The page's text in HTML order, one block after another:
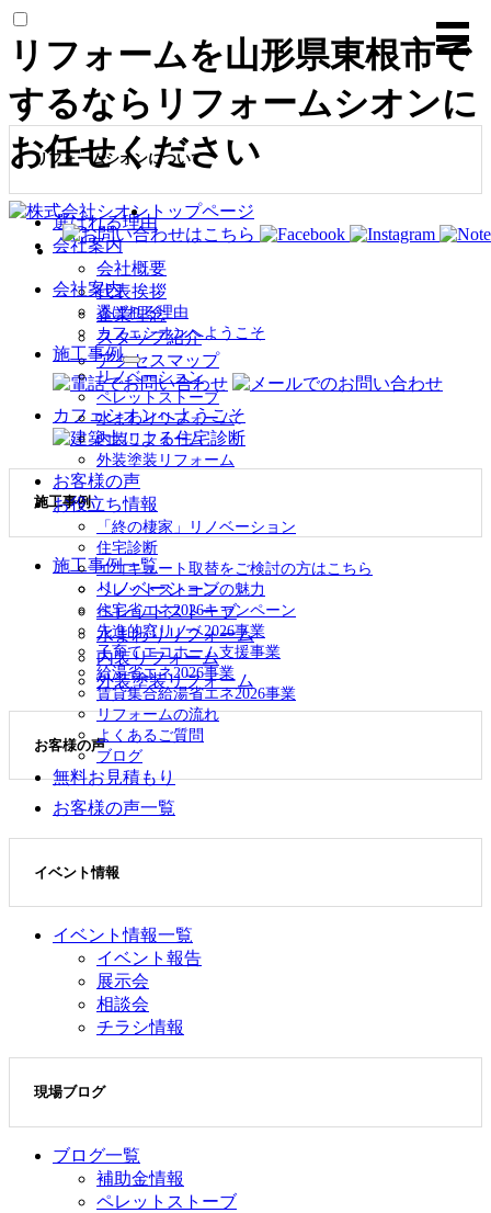
リフォームを山形県東根市で
するならリフォームシオンに
お任せください
トップページ
会社案内
選ばれる理由
カフェシオンへようこそ
施工事例
サ
ブ
メ
ニ
ュ
ー
を
展
開
リノベーション
ペレットストーブ
水まわりリフォーム
内装リフォーム
外装塗装リフォーム
お客様の声
お役立ち情報
「終の棲家」リノベーション
住宅診断
エコキュート取替をご検討の方はこちら
ペレットストーブの魅力
住宅省エネ2026キャンペーン
先進的窓リノベ2026事業
子育てエコホーム支援事業
給湯省エネ2026事業
賃貸集合給湯省エネ2026事業
リフォームの流れ
よくあるご質問
ブログ
無料お見積もり
リフォームシオンについて
選ばれる理由
会社案内
会社概要
代表挨拶
企業理念
スタッフ紹介
アクセスマップ
カフェシオンへようこそ
施工事例
施工事例一覧
リノベーション
ペレットストーブ
水まわりリフォーム
内装リフォーム
外装塗装リフォーム
お客様の声
お客様の声一覧
イベント情報
イベント情報一覧
イベント報告
展示会
相談会
チラシ情報
現場ブログ
ブログ一覧
補助金情報
ペレットストーブ